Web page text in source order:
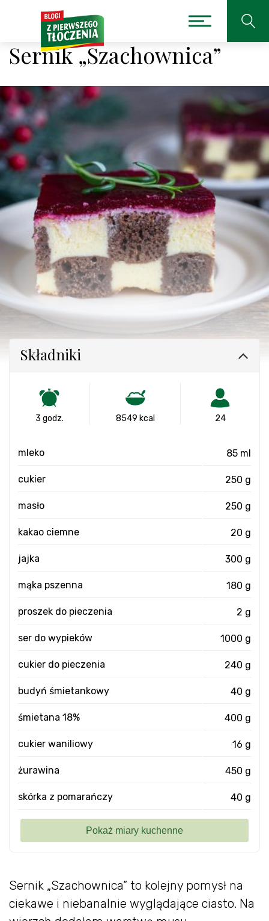
Sernik „Szachownica”
Sernik „Szachownica” to kolejny pomysł na
ciekawe i niebanalnie wyglądające ciasto. Na
Składniki
3 godz. 8549 kcal 24
mleko 85 ml
cukier 250 g
masło 250 g
kakao ciemne 20 g
jajka 300 g
mąka pszenna 180 g
proszek do pieczenia 2 g
ser do wypieków 1000 g
cukier do pieczenia 240 g
budyń śmietankowy 40 g
śmietana 18% 400 g
cukier waniliowy 16 g
żurawina 450 g
skórka z pomarańczy 40 g